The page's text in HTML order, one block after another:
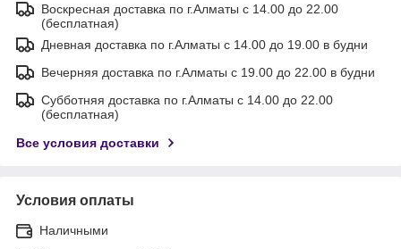
Воскресная доставка по г.Алматы с 14.00 до 22.00
(бесплатная)
Дневная доставка по г.Алматы с 14.00 до 19.00 в будни
Вечерняя доставка по г.Алматы с 19.00 до 22.00 в будни
Субботняя доставка по г.Алматы с 14.00 до 22.00
(бесплатная)
Все условия доставки
Условия оплаты
Наличными